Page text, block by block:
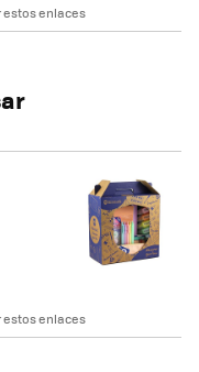
estos enlaces
estos enlaces